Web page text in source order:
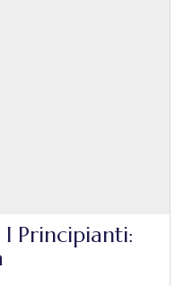
I Principianti: